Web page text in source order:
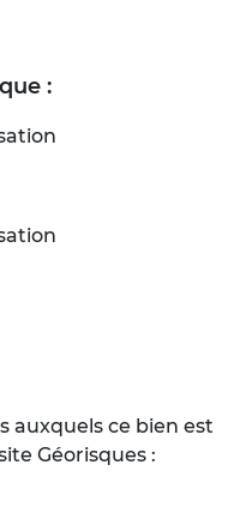
:
auxquels ce bien est
Géorisques :